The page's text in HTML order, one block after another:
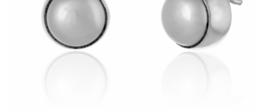
PIERCING
SETURI BIJUTERII
BUTONI
BRATARA TIP ROZARIU
LANTURI TIP ROZARIU